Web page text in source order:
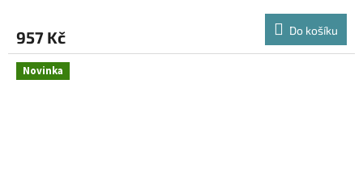
957 Kč Do košíku
Novinka